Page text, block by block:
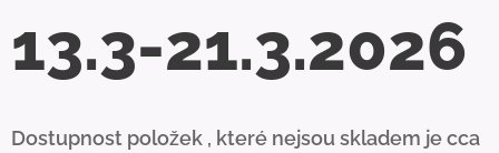
13.3-21.3.2026
Dostupnost položek , které nejsou skladem je cca